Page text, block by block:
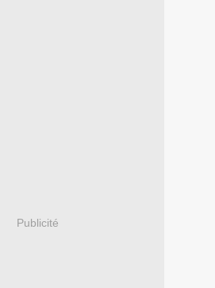
Publicité